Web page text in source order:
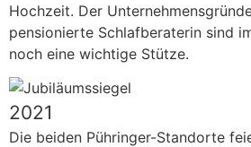
Hochzeit. Der
pensionierte Schlafberaterin sind
noch eine wichtige Stütze.
2021
Die beiden Pühringer-Standorte